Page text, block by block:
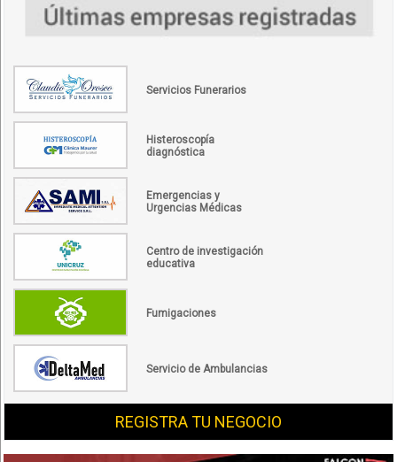
Servicios Funerarios
Histeroscopía
diagnóstica
Emergencias y
Urgencias Médicas
Centro de investigación
educativa
Fumigaciones
Servicio de Ambulancias
REGISTRA TU NEGOCIO